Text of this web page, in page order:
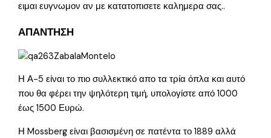
ειμαι ευγνωμον αν με κατατοπισετε καλημερα σας..
ΑΠΑΝΤΗΣΗ
Η Α-5 είναι το πιο συλλεκτικό απο τα τρία όπλα και αυτό
που θα φέρει την ψηλότερη τιμή, υπολογίστε από 1000
έως 1500 Ευρώ.
Η Mossberg είναι βασισμένη σε πατέντα το 1889 αλλά